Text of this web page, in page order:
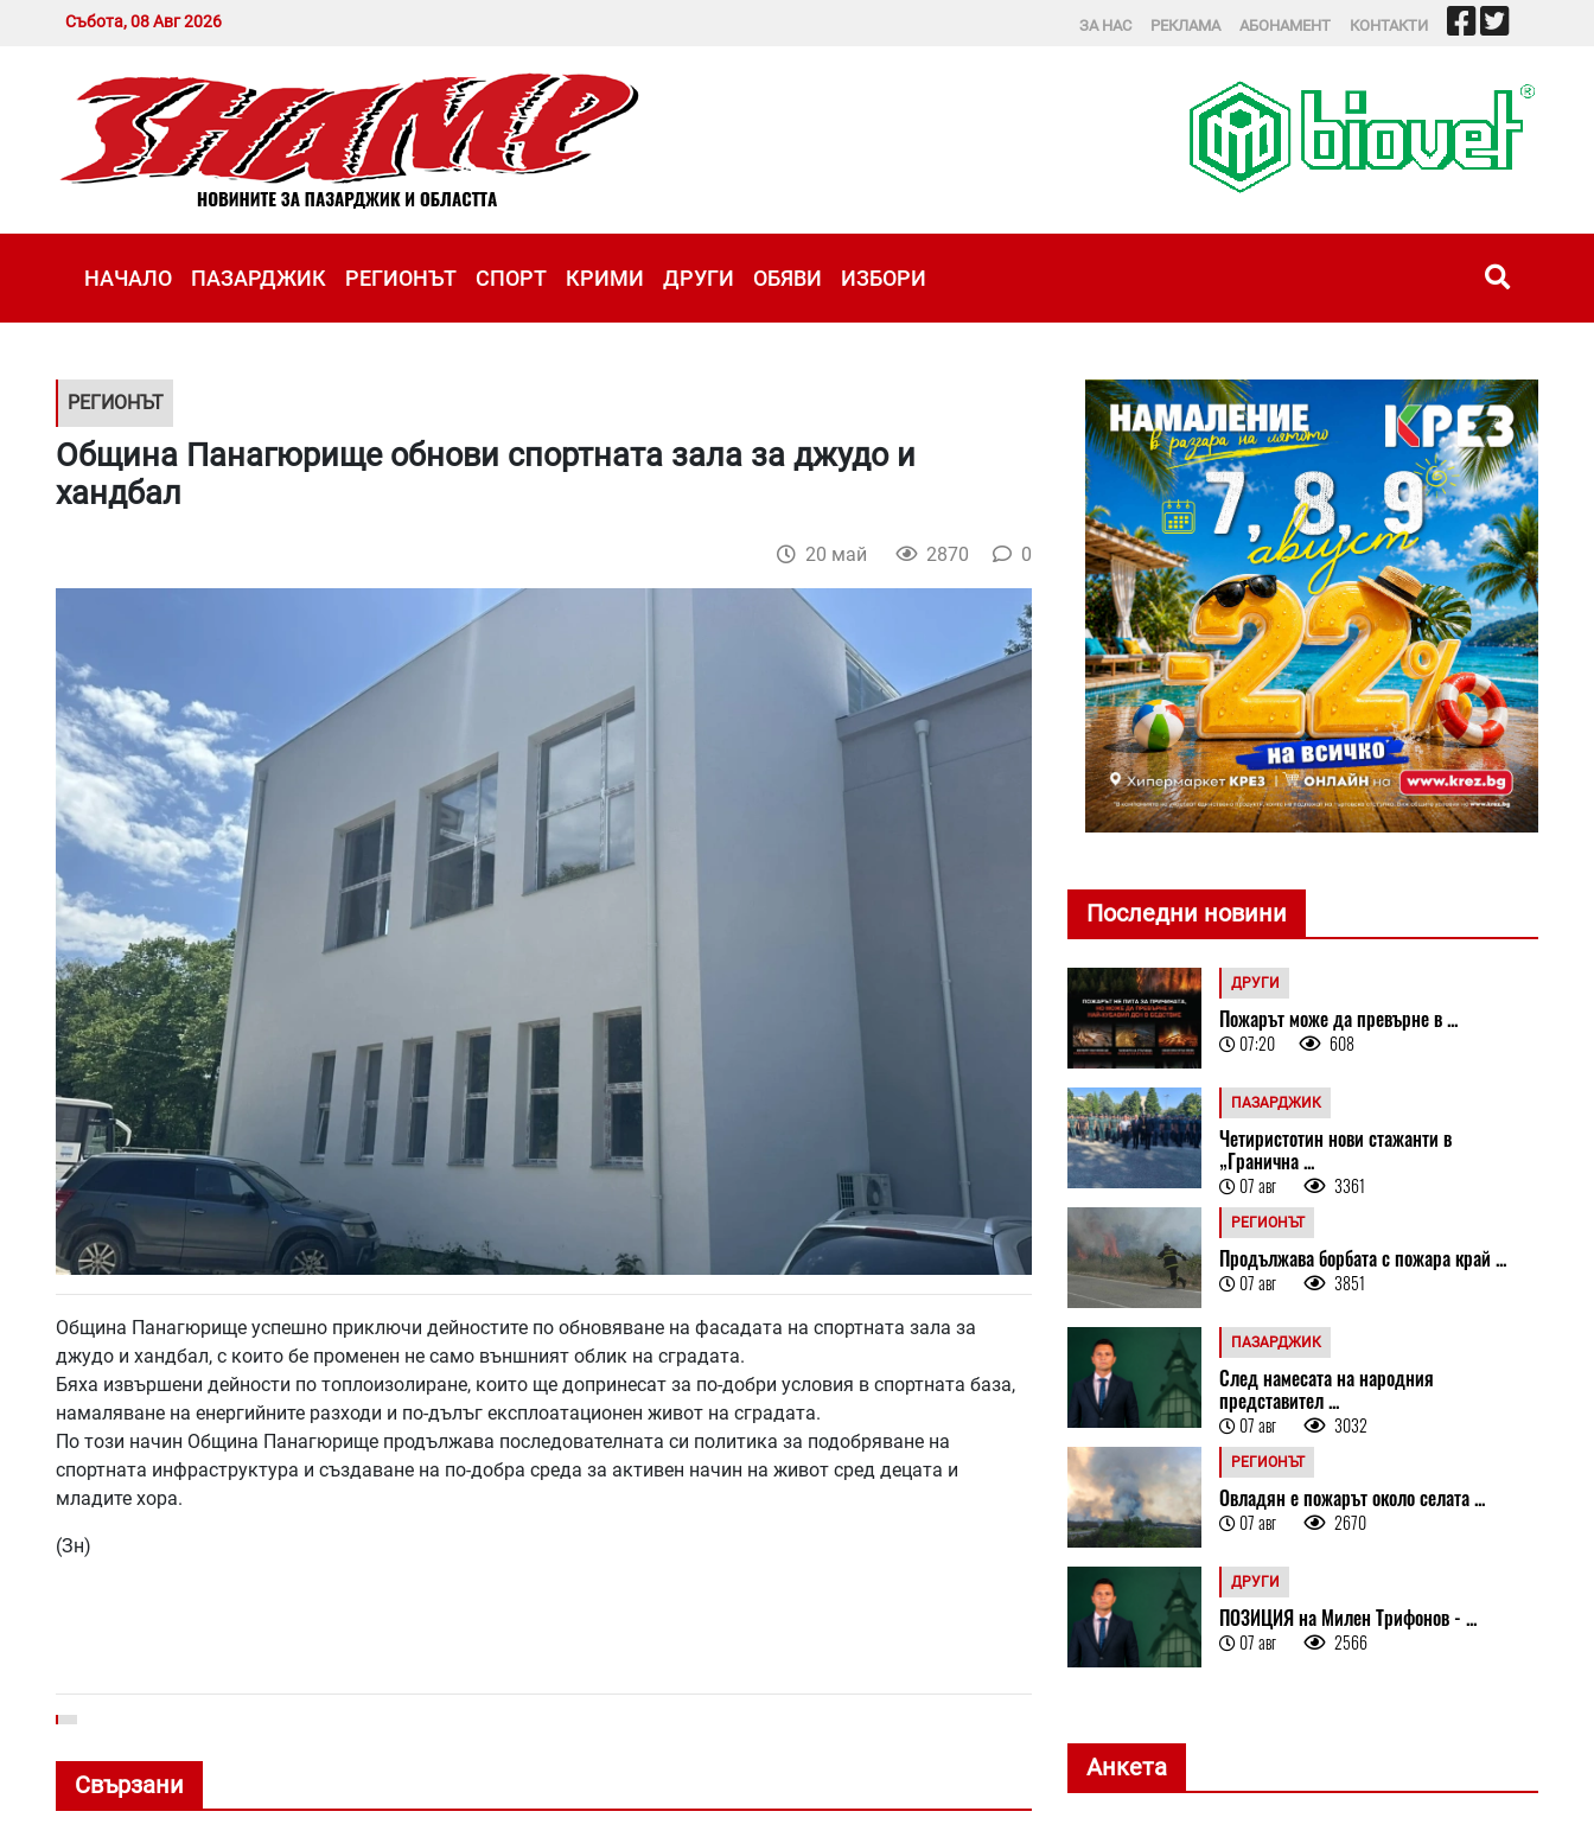
Събота, 08 Авг 2026 ЗА НАС РЕКЛАМА АБОНАМЕНТ КОНТАКТИ
НАЧАЛО ПАЗАРДЖИК РЕГИОНЪТ СПОРТ КРИМИ ДРУГИ ОБЯВИ ИЗБОРИ
РЕГИОНЪТ
Община Панагюрище обнови спортната зала за джудо и
хандбал
20 май 2870 0
Община Панагюрище успешно приключи дейностите по обновяване на фасадата на спортната зала за
джудо и хандбал, с които бе променен не само външният облик на сградата.
Бяха извършени дейности по топлоизолиране, които ще допринесат за по-добри условия в спортната база,
намаляване на енергийните разходи и по-дълъг експлоатационен живот на сградата.
По този начин Община Панагюрище продължава последователната си политика за подобряване на
спортната инфраструктура и създаване на по-добра среда за активен начин на живот сред децата и
младите хора.
(Зн)
Свързани
Последни новини
ДРУГИ
Пожарът може да превърне в ...
07:20 608
ПАЗАРДЖИК
Четиристотин нови стажанти в
„Гранична ...
07 авг 3361
РЕГИОНЪТ
Продължава борбата с пожара край ...
07 авг 3851
ПАЗАРДЖИК
След намесата на народния
представител ...
07 авг 3032
РЕГИОНЪТ
Овладян е пожарът около селата ...
07 авг 2670
ДРУГИ
ПОЗИЦИЯ на Милен Трифонов - ...
07 авг 2566
Анкета